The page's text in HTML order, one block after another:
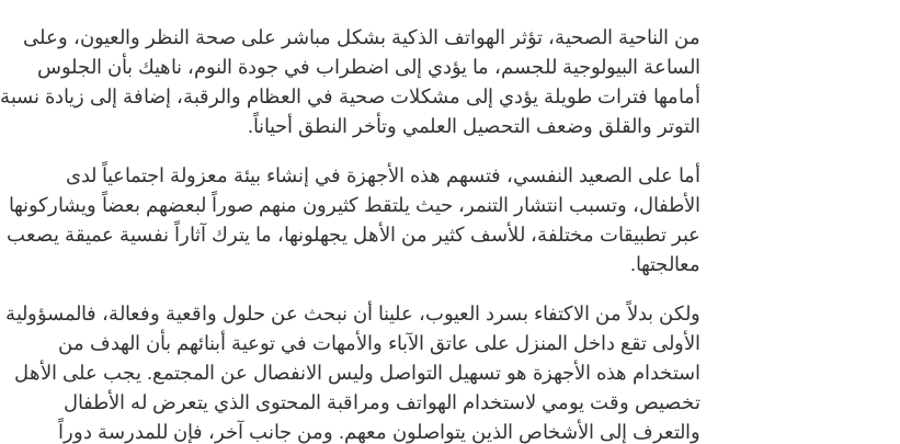
من الناحية الصحية، تؤثر الهواتف الذكية بشكل مباشر على صحة النظر والعيون، وعلى
الساعة البيولوجية للجسم، ما يؤدي إلى اضطراب في جودة النوم، ناهيك بأن الجلوس
أمامها فترات طويلة يؤدي إلى مشكلات صحية في العظام والرقبة، إضافة إلى زيادة نسبة
التوتر والقلق وضعف التحصيل العلمي وتأخر النطق أحياناً.
أما على الصعيد النفسي، فتسهم هذه الأجهزة في إنشاء بيئة معزولة اجتماعياً لدى
الأطفال، وتسبب انتشار التنمر، حيث يلتقط كثيرون منهم صوراً لبعضهم بعضاً ويشاركونها
عبر تطبيقات مختلفة، للأسف كثير من الأهل يجهلونها، ما يترك آثاراً نفسية عميقة يصعب
معالجتها.
ولكن بدلاً من الاكتفاء بسرد العيوب، علينا أن نبحث عن حلول واقعية وفعالة، فالمسؤولية
الأولى تقع داخل المنزل على عاتق الآباء والأمهات في توعية أبنائهم بأن الهدف من
استخدام هذه الأجهزة هو تسهيل التواصل وليس الانفصال عن المجتمع. يجب على الأهل
تخصيص وقت يومي لاستخدام الهواتف ومراقبة المحتوى الذي يتعرض له الأطفال
والتعرف إلى الأشخاص الذين يتواصلون معهم. ومن جانب آخر، فإن للمدرسة دوراً